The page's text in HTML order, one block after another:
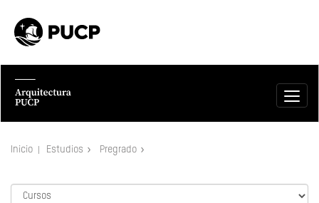
Inicio Estudios Pregrado